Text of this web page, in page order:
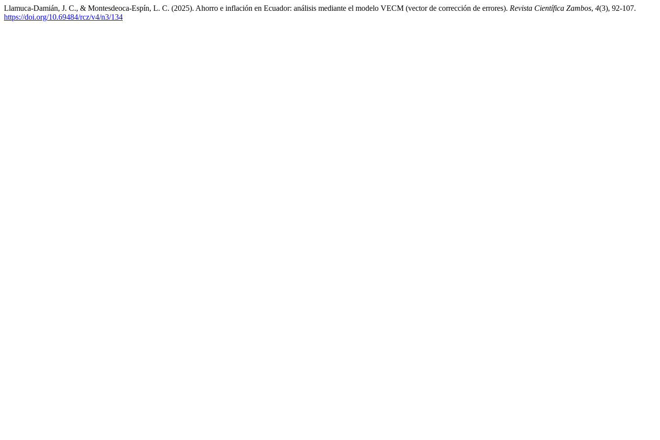
Llamuca-Damián, J. C., & Montesdeoca-Espín, L. C. (2025). Ahorro e inflación en Ecuador: análisis mediante el modelo VECM (vector de corrección de errores). Revista Científica Zambos, 4(3), 92-107.
https://doi.org/10.69484/rcz/v4/n3/134